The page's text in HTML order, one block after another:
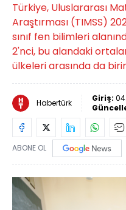
Türkiye, Uluslararası
Araştırması (TIMSS)
sınıf fen bilimleri
2'nci, bu alandaki
ülkeleri arasında da
Habertürk Giriş:
ABONE OL